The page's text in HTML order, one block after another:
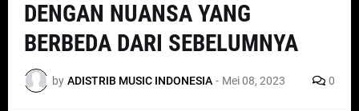
DENGAN NUANSA YANG
BERBEDA DARI SEBELUMNYA
by ADISTRIB MUSIC INDONESIA - Mei 08, 2023 0